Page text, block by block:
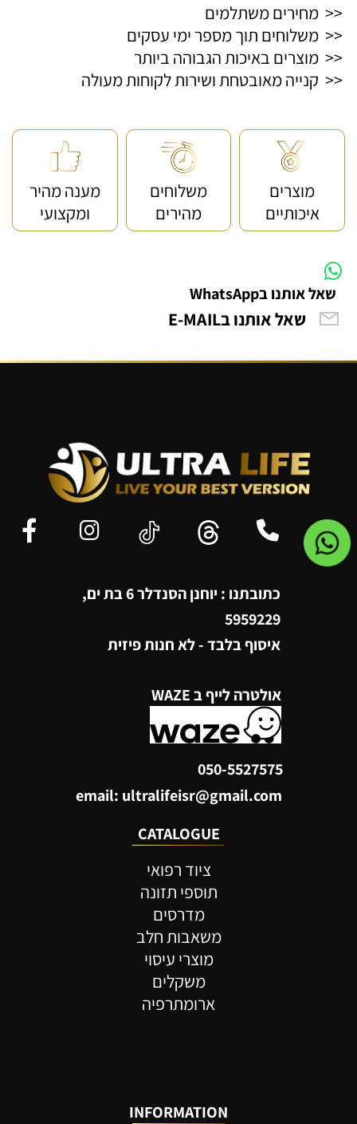
<< מחירים משתלמים
<< משלוחים תוך מספר ימי עסקים
<< מוצרים באיכות הגבוהה ביותר
<< קנייה מאובטחת ושירות לקוחות מעולה
מוצרים
איכותיים
משלוחים
מהירים
מענה מהיר
ומקצועי
שאל אותנו בWhatsApp
שאל אותנו בE-MAIL
כתובתנו : יוחנן הסנדלר 6 בת ים,
5959229
איסוף בלבד - לא חנות פיזית
אולטרה לייף ב WAZE
050-5527575
email: ultralifeisr@gmail.com
CATALOGUE
ציוד רפואי
תוספי תזונה
מדרסים
משאבות חלב
מוצרי עיסוי
משקלים
ארומתרפיה
INFORMATION